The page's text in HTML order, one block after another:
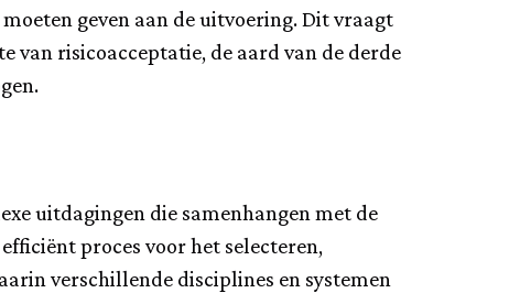
geven aan de uitvoering. Dit vraagt
van risicoacceptatie, de aard van de derde
uitdagingen die samenhangen met de
proces voor het selecteren,
verschillende disciplines en systemen